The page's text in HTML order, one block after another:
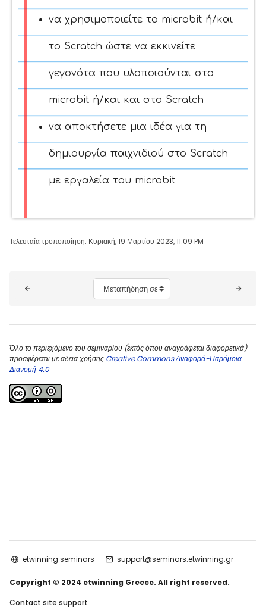
να χρησιμοποιείτε το microbit ή/και
το Scratch ώστε να εκκινείτε
γεγονότα που υλοποιούνται στο
microbit ή/και και στο Scratch
να αποκτήσετε μια ιδέα για τη
δημιουργία παιχνιδιού στο Scratch
με εργαλεία του microbit
Τελευταία τροποποίηση: Κυριακή, 19 Μαρτίου 2023, 11:09 PM
Μεταπήδηση σε...
Όλο το περιεχόμενο του σεμιναρίου (εκτός όπου αναγράφεται διαφορετικά)
προσφέρεται με αδεια χρήσης Creative Commons Αναφορά-Παρόμοια
Διανομή 4.0
etwinning seminars support@seminars.etwinning.gr
Copyright © 2024 etwinning Greece. All right reserved.
Contact site support